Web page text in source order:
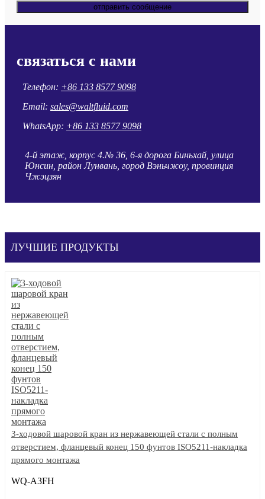
отправить сообщение
связаться с нами
Телефон: +86 133 8577 9098
Email: sales@waltfluid.com
WhatsApp: +86 133 8577 9098
4-й этаж, корпус 4.№ 36, 6-я дорога Биньхай, улица
Юнсин, район Лунвань, город Вэньчжоу, провинция
Чжэцзян
ЛУЧШИЕ ПРОДУКТЫ
3-ходовой шаровой кран из нержавеющей стали с полным
отверстием, фланцевый конец 150 фунтов ISO5211-накладка
прямого монтажа
WQ-A3FH